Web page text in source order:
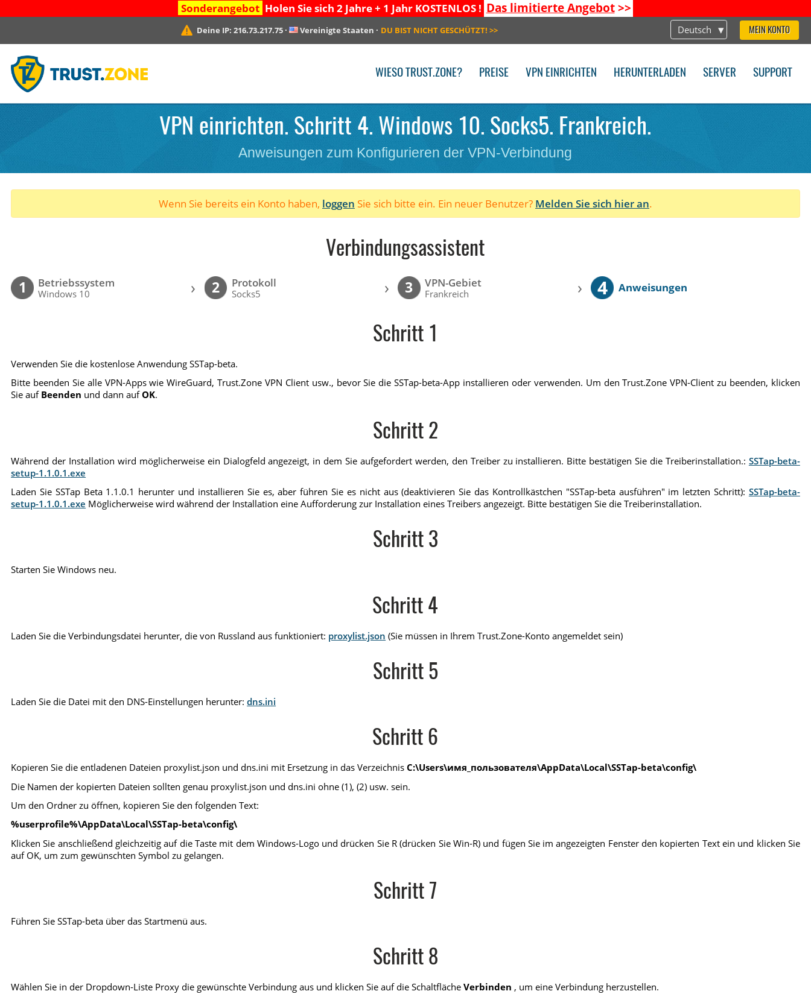
Sonderangebot Holen Sie sich 2 Jahre + 1 Jahr KOSTENLOS ! Das limitierte Angebot>>
Deutsch MEIN KONTO
Deine IP:216.73.217.75 · Vereinigte Staaten · DU BIST NICHT GESCHÜTZT! >>
WIESO TRUST.ZONE? PREISE VPN EINRICHTEN HERUNTERLADEN SERVER SUPPORT
VPN einrichten. Schritt 4. Windows 10. Socks5. Frankreich.
Anweisungen zum Konfigurieren der VPN-Verbindung
Wenn Sie bereits ein Konto haben, loggen Sie sich bitte ein. Ein neuer Benutzer? Melden Sie sich hier an.
Verbindungsassistent
1 Betriebssystem
Windows 10 › 2 Protokoll
Socks5 › 3 VPN-Gebiet
Frankreich › 4 Anweisungen
Schritt 1
Verwenden Sie die kostenlose Anwendung SSTap-beta.
Bitte beenden Sie alle VPN-Apps wie WireGuard, Trust.Zone VPN Client usw., bevor Sie die SSTap-beta-App installieren oder verwenden. Um den Trust.Zone VPN-Client zu beenden, klicken
Sie auf Beenden und dann aufOK.
Schritt 2
Während der Installation wird möglicherweise ein Dialogfeld angezeigt, in dem Sie aufgefordert werden, den Treiber zu installieren. Bitte bestätigen Sie die Treiberinstallation.: SSTap-beta-
setup-1.1.0.1.exe
Laden Sie SSTap Beta 1.1.0.1 herunter und installieren Sie es, aber führen Sie es nicht aus (deaktivieren Sie das Kontrollkästchen "SSTap-beta ausführen" im letzten Schritt): SSTap-beta-
setup-1.1.0.1.exe Möglicherweise wird während der Installation eine Aufforderung zur Installation eines Treibers angezeigt. Bitte bestätigen Sie die Treiberinstallation.
Schritt 3
Starten Sie Windows neu.
Schritt 4
Laden Sie die Verbindungsdatei herunter, die von Russland aus funktioniert: proxylist.json (Sie müssen in Ihrem Trust.Zone-Konto angemeldet sein)
Schritt 5
Laden Sie die Datei mit den DNS-Einstellungen herunter:dns.ini
Schritt 6
Kopieren Sie die entladenen Dateien proxylist.json und dns.ini mit Ersetzung in das VerzeichnisC:\Users\имя_пользователя\AppData\Local\SSTap-beta\config\
Die Namen der kopierten Dateien sollten genau proxylist.json und dns.ini ohne (1), (2) usw. sein.
Um den Ordner zu öffnen, kopieren Sie den folgenden Text:
%userprofile%\AppData\Local\SSTap-beta\config\
Klicken Sie anschließend gleichzeitig auf die Taste mit dem Windows-Logo und drücken Sie R (drücken Sie Win-R) und fügen Sie im angezeigten Fenster den kopierten Text ein und klicken Sie
auf OK, um zum gewünschten Symbol zu gelangen.
Schritt 7
Führen Sie SSTap-beta über das Startmenü aus.
Schritt 8
Wählen Sie in der Dropdown-Liste Proxy die gewünschte Verbindung aus und klicken Sie auf die SchaltflächeVerbinden , um eine Verbindung herzustellen.